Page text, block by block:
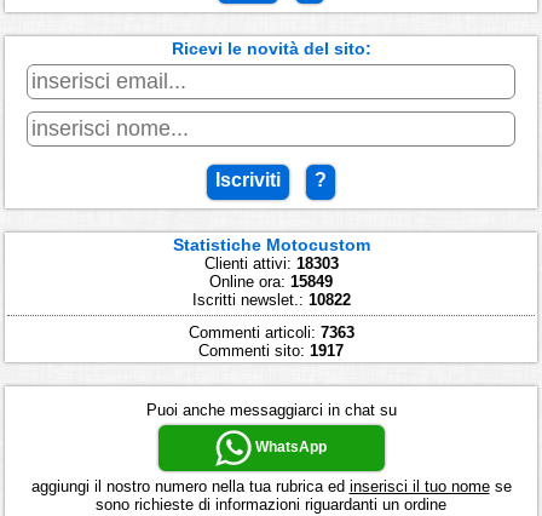
Ricevi le novità del sito:
Iscriviti ?
Statistiche Motocustom
Clienti attivi: 18303
Online ora: 15849
Iscritti newslet.: 10822
Commenti articoli: 7363
Commenti sito: 1917
Puoi anche messaggiarci in chat su
WhatsApp
aggiungi il nostro numero nella tua rubrica ed inserisci il tuo nomese
sono richieste di informazioni riguardanti un ordine